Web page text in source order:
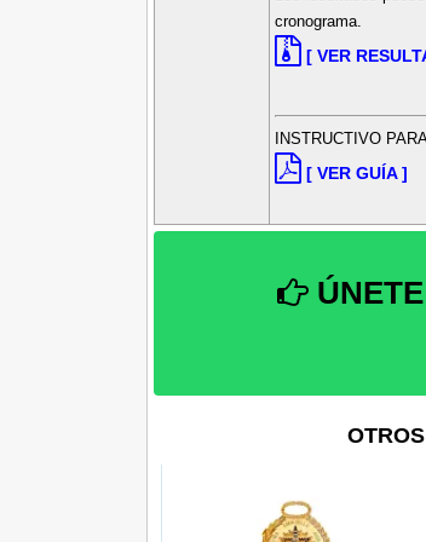
cronograma.
[ VER
INSTRUCTIVO
[ VER GUÍA ]